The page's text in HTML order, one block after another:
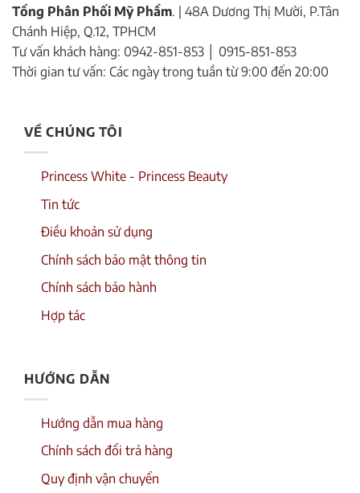
Tổng Phân Phối Mỹ Phẩm. | 48A Dương Thị Mười, P.Tân
Chánh Hiệp, Q.12, TPHCM
Tư vấn khách hàng: 0942-851-853 │ 0915-851-853
Thời gian tư vấn: Các ngày trong tuần từ 9:00 đến 20:00
VỀ CHÚNG TÔI
Princess White - Princess Beauty
Tin tức
Điều khoản sử dụng
Chính sách bảo mật thông tin
Chính sách bảo hành
Hợp tác
HƯỚNG DẪN
Hướng dẫn mua hàng
Chính sách đổi trả hàng
Quy định vận chuyển